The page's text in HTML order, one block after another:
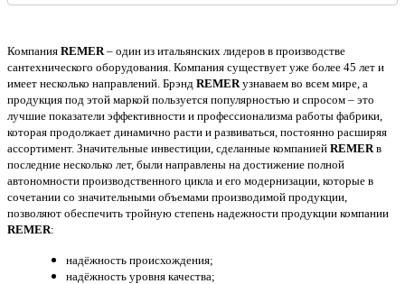
Компания REMER – один из итальянских лидеров в производстве
сантехнического оборудования. Компания существует уже более 45 лет и
имеет несколько направлений. Брэнд REMER узнаваем во всем мире, а
продукция под этой маркой пользуется популярностью и спросом – это
лучшие показатели эффективности и профессионализма работы фабрики,
которая продолжает динамично расти и развиваться, постоянно расширяя
ассортимент. Значительные инвестиции, сделанные компанией REMER в
последние несколько лет, были направлены на достижение полной
автономности производственного цикла и его модернизации, которые в
сочетании со значительными объемами производимой продукции,
позволяют обеспечить тройную степень надежности продукции компании
REMER:
надёжность происхождения;
надёжность уровня качества;